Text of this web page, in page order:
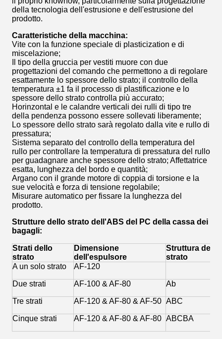
della tecnologia dell'estrusione e dell'estrusione del
prodotto.
Caratteristiche della macchina:
Vite con la funzione speciale di plasticization e di
miscelazione;
Il tipo della gruccia per vestiti muore con due
progettazioni del comando che permettono a di regolare
esattamente lo spessore dello strato; il controllo della
temperatura ±1 fa il processo di plastificazione e lo
spessore dello strato controlla più accurato;
Horinzontal e le calandre verticali dei rulli di tipo tre
della pendenza possono essere sollevati liberamente;
Lo spessore dello strato sarà regolato dalla vite e rullo di
pressatura;
Sistema separato del controllo della temperatura del
rullo per controllare la temperatura di pressatura del rullo
per guadagnare anche spessore dello strato; Affettatrice
esatta, lunghezza del bordo e quantità;
Argano con il grande motore di coppia di torsione e la
sue velocità e forza di tensione regolabile;
Misurare automatico per fissare la lunghezza del
prodotto.
Strutture dello strato dell'ABS del PC della cassa dei
bagagli:
Strati dello
strato
Dimensione
dell'espulsore
Struttura dello
strato
A un solo strato
AF-120
Due strati AF-100 & AF-80 Ab
Tre strati AF-120 & AF-80 & AF-50 ABC
Cinque strati AF-120 & AF-80 & AF-80 ABCBA